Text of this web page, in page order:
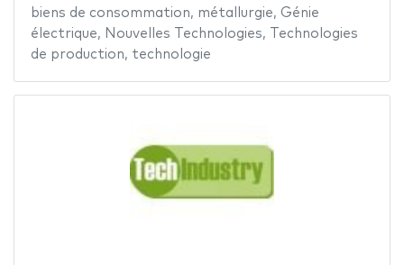
biens de consommation, métallurgie, Génie
électrique, Nouvelles Technologies,
Technologies
de production, technologie